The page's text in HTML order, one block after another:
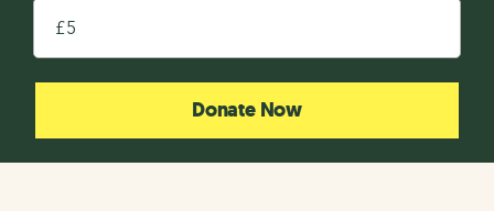
£
Donate Now